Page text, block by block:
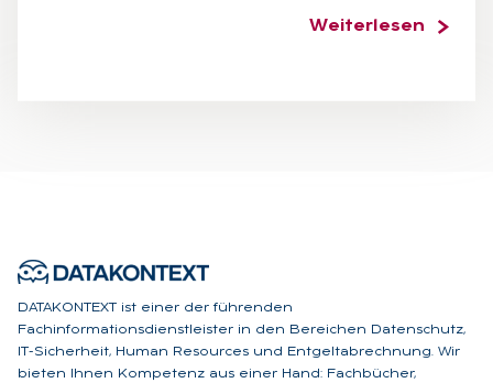
Weiterlesen
DATAKONTEXT ist einer der führenden
Fachinformationsdienstleister in den Bereichen Datenschutz,
IT-Sicherheit, Human Resources und Entgeltabrechnung. Wir
bieten Ihnen Kompetenz aus einer Hand: Fachbücher,